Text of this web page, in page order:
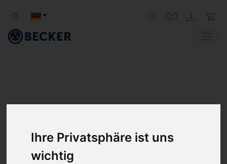
Ihre Privatsphäre ist uns
wichtig